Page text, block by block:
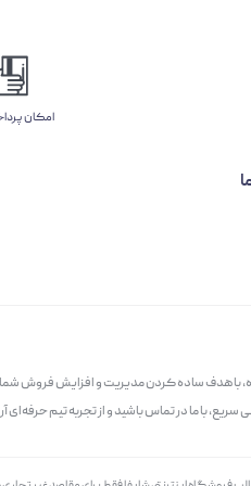
امکان
با هدف ساده کردن مدیریت و افزایش فروش
با ما در تماس باشید و از تجربه تیم